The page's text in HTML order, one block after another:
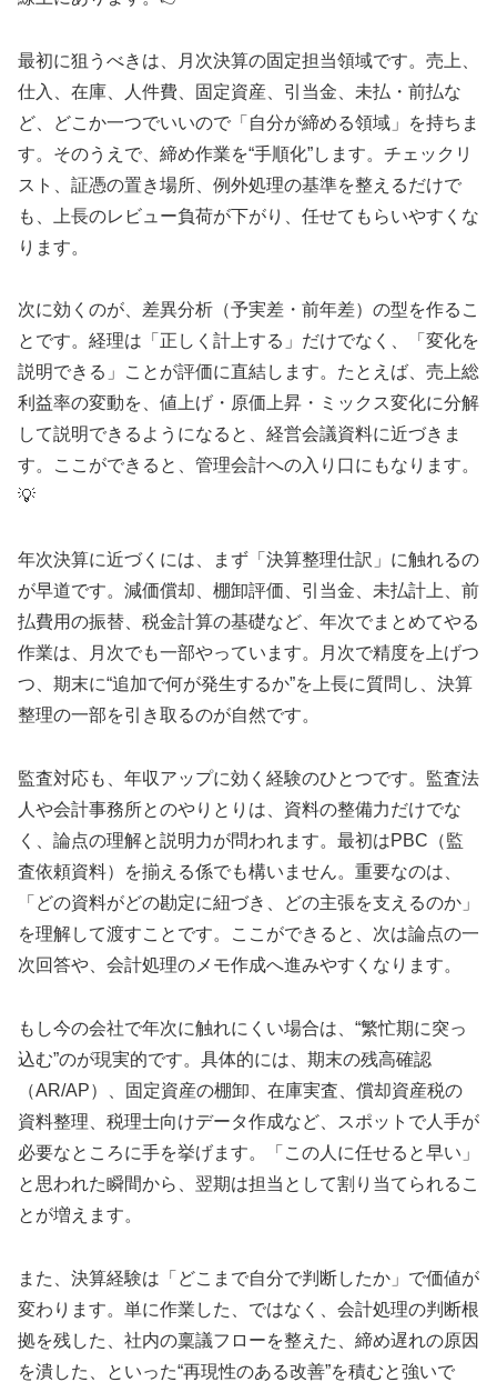
最初に狙うべきは、月次決算の固定担当領域です。売上、
仕入、在庫、人件費、固定資産、引当金、未払・前払な
ど、どこか一つでいいので「自分が締める領域」を持ちま
す。そのうえで、締め作業を“手順化”します。チェックリ
スト、証憑の置き場所、例外処理の基準を整えるだけで
も、上長のレビュー負荷が下がり、任せてもらいやすくな
ります。
次に効くのが、差異分析（予実差・前年差）の型を作るこ
とです。経理は「正しく計上する」だけでなく、「変化を
説明できる」ことが評価に直結します。たとえば、売上総
利益率の変動を、値上げ・原価上昇・ミックス変化に分解
して説明できるようになると、経営会議資料に近づきま
す。ここができると、管理会計への入り口にもなります。
💡
年次決算に近づくには、まず「決算整理仕訳」に触れるの
が早道です。減価償却、棚卸評価、引当金、未払計上、前
払費用の振替、税金計算の基礎など、年次でまとめてやる
作業は、月次でも一部やっています。月次で精度を上げつ
つ、期末に“追加で何が発生するか”を上長に質問し、決算
整理の一部を引き取るのが自然です。
監査対応も、年収アップに効く経験のひとつです。監査法
人や会計事務所とのやりとりは、資料の整備力だけでな
く、論点の理解と説明力が問われます。最初はPBC（監
査依頼資料）を揃える係でも構いません。重要なのは、
「どの資料がどの勘定に紐づき、どの主張を支えるのか」
を理解して渡すことです。ここができると、次は論点の一
次回答や、会計処理のメモ作成へ進みやすくなります。
もし今の会社で年次に触れにくい場合は、“繁忙期に突っ
込む”のが現実的です。具体的には、期末の残高確認
（AR/AP）、固定資産の棚卸、在庫実査、償却資産税の
資料整理、税理士向けデータ作成など、スポットで人手が
必要なところに手を挙げます。「この人に任せると早い」
と思われた瞬間から、翌期は担当として割り当てられるこ
とが増えます。
また、決算経験は「どこまで自分で判断したか」で価値が
変わります。単に作業した、ではなく、会計処理の判断根
拠を残した、社内の稟議フローを整えた、締め遅れの原因
を潰した、といった“再現性のある改善”を積むと強いで